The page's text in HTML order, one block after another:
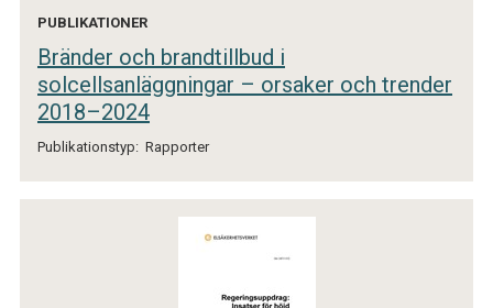
PUBLIKATIONER
Bränder och brandtillbud i
solcellsanläggningar – orsaker och trender
2018–2024
Publikationstyp: Rapporter